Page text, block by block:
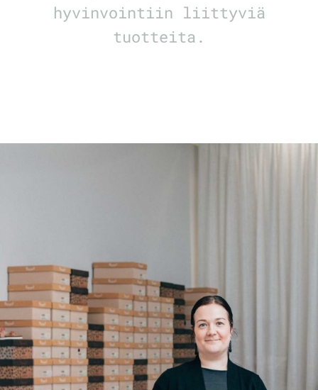
hyvinvointiin liittyviä
tuotteita.